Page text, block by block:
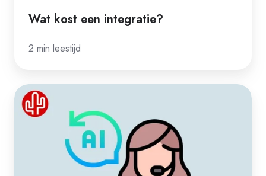
Wat kost een integratie?
2 min leestijd
Dit